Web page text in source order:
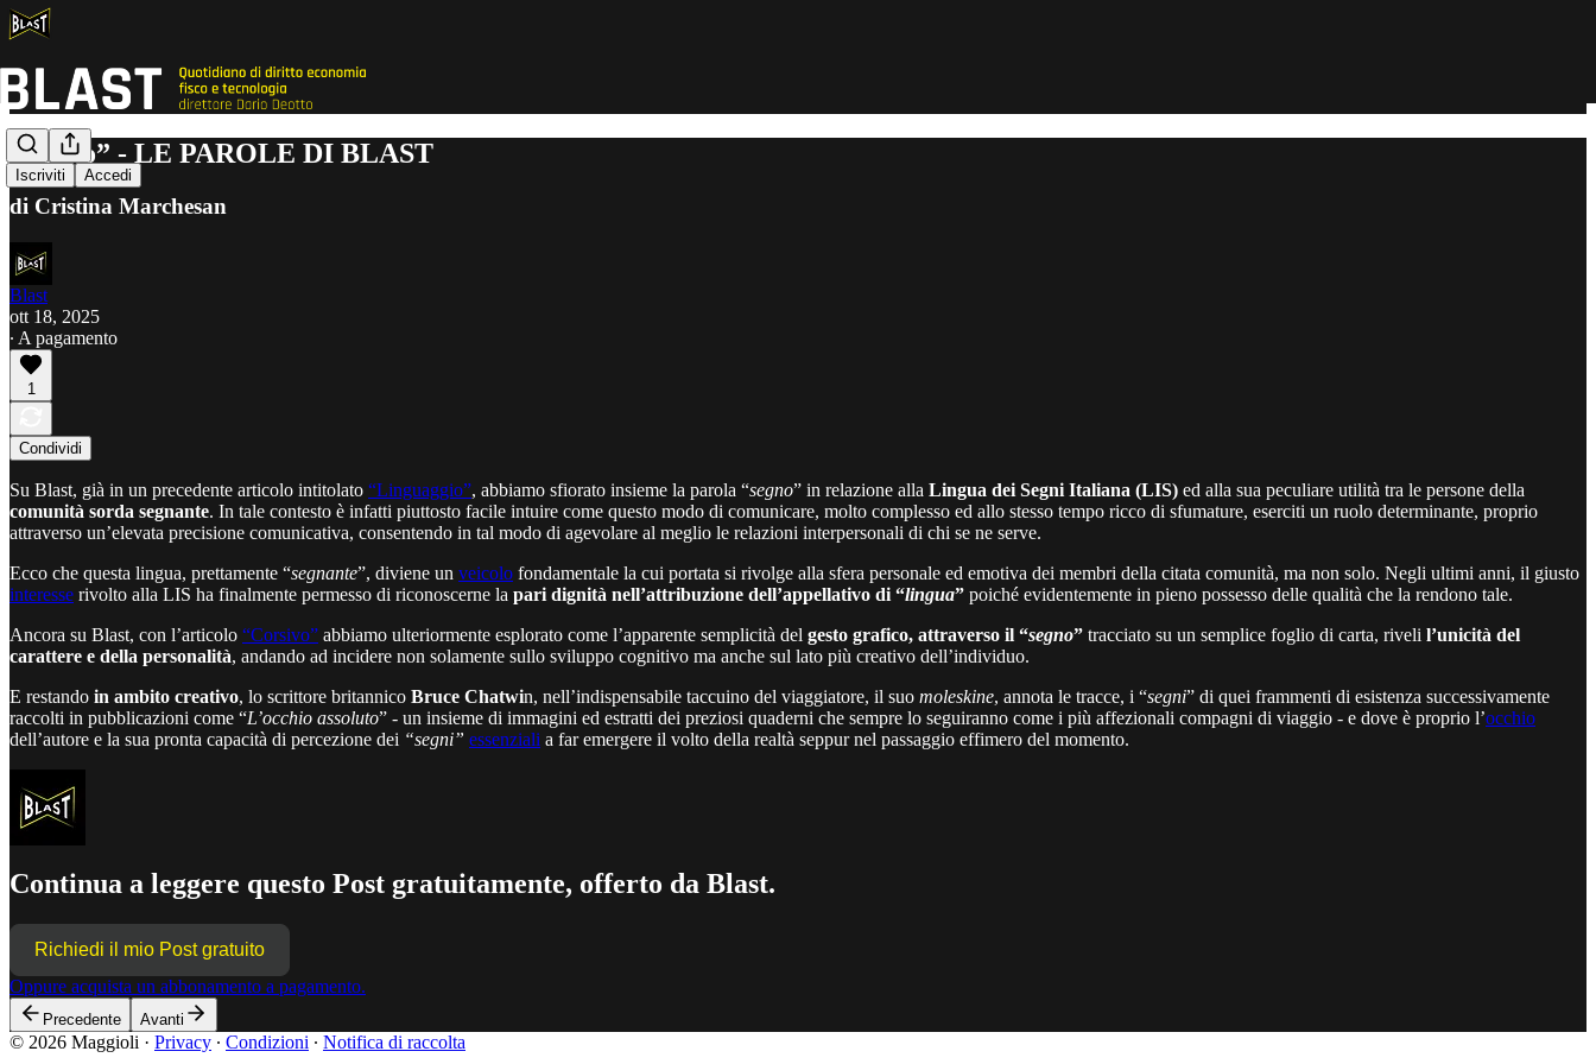
Iscriviti Accedi
“Segno” - LE PAROLE DI BLAST
di Cristina Marchesan
Blast
ott 18, 2025
∙ A pagamento
1
Condividi
Su Blast, già in un precedente articolo intitolato “Linguaggio”, abbiamo sfiorato insieme la parola “segno” in relazione alla Lingua dei Segni Italiana (LIS) ed alla sua peculiare utilità tra le persone della
comunità sorda segnante. In tale contesto è infatti piuttosto facile intuire come questo modo di comunicare, molto complesso ed allo stesso tempo ricco di sfumature, eserciti un ruolo determinante, proprio
attraverso un’elevata precisione comunicativa, consentendo in tal modo di agevolare al meglio le relazioni interpersonali di chi se ne serve.
Ecco che questa lingua, prettamente “segnante”, diviene un veicolo fondamentale la cui portata si rivolge alla sfera personale ed emotiva dei membri della citata comunità, ma non solo. Negli ultimi anni, il giusto
interesse rivolto alla LIS ha finalmente permesso di riconoscerne la pari dignità nell’attribuzione dell’appellativo di “lingua” poiché evidentemente in pieno possesso delle qualità che la rendono tale.
Ancora su Blast, con l’articolo “Corsivo” abbiamo ulteriormente esplorato come l’apparente semplicità del gesto grafico, attraverso il “segno” tracciato su un semplice foglio di carta, riveli l’unicità del
carattere e della personalità, andando ad incidere non solamente sullo sviluppo cognitivo ma anche sul lato più creativo dell’individuo.
E restando in ambito creativo, lo scrittore britannico Bruce Chatwin, nell’indispensabile taccuino del viaggiatore, il suo moleskine, annota le tracce, i “segni” di quei frammenti di esistenza successivamente
raccolti in pubblicazioni come “L’occhio assoluto” - un insieme di immagini ed estratti dei preziosi quaderni che sempre lo seguiranno come i più affezionali compagni di viaggio - e dove è proprio l’occhio
dell’autore e la sua pronta capacità di percezione dei “segni” essenziali a far emergere il volto della realtà seppur nel passaggio effimero del momento.
Continua a leggere questo Post gratuitamente, offerto da Blast.
Richiedi il mio Post gratuito
Oppure acquista un abbonamento a pagamento.
Precedente Avanti
© 2026 Maggioli · Privacy ∙ Condizioni ∙ Notifica di raccolta